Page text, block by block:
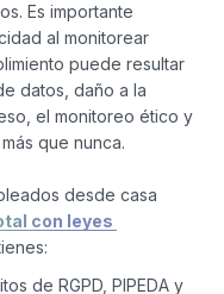
Es importante
al monitorear
puede resultar
datos, daño a la
el monitoreo ético y
que nunca.
desde casa
con leyes
de RGPD, PIPEDA y